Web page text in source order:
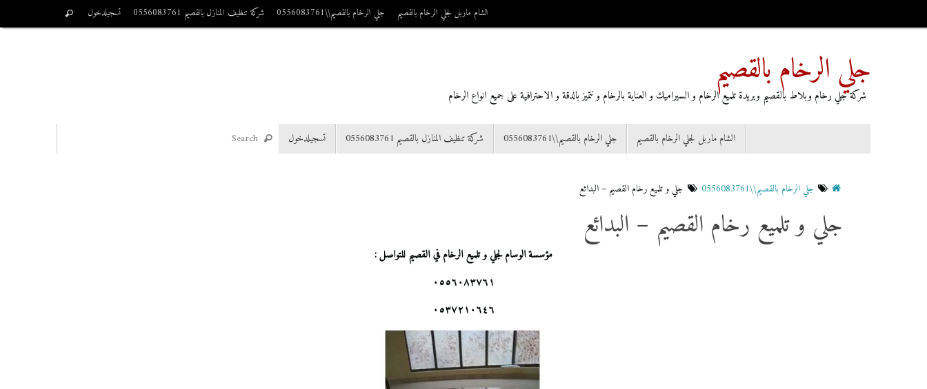
الشام ماربل لجلي الرخام بالقصيم جلي الرخام بالقصيم\\0556083761 شركة تنظيف المنازل بالقصيم 0556083761 تسجيلدخول
جلي الرخام بالقصيم
شركة جلي رخام وبلاط بالقصيم وبريدة تلميع الرخام و السيراميك و العناية بالرخام و نتميز بالدقة و الاحترافية على جميع انواع الرخام
الشام ماربل لجلي الرخام بالقصيم جلي الرخام بالقصيم\\0556083761 شركة تنظيف المنازل بالقصيم 0556083761 تسجيلدخول
جلي الرخام بالقصيم\\0556083761 جلي و تلميع رخام القصيم – البدائع
جلي و تلميع رخام القصيم – البدائع
مؤسسة الوسام لجلي و تلميع الرخام في القصيم للتواصل :
٠٥٥٦٠٨٣٧٦١
٠٥٣٧٢١٠٦٤٦